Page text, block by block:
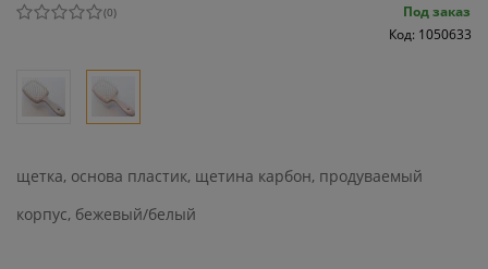
(0)
Под заказ
Код: 1050633
щетка, основа пластик, щетина карбон, продуваемый
корпус, бежевый/белый